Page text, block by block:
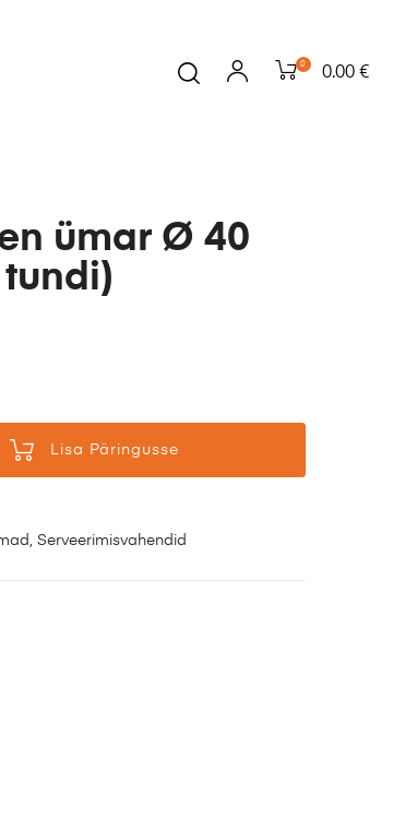
0 0.00 €
ümar Ø 40
Lisa Päringusse
, Serveerimisvahendid